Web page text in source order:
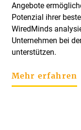
Angebote
Potenzial ihrer
WiredMinds
Unternehmen bei
unterstützen.
Mehr erfahren